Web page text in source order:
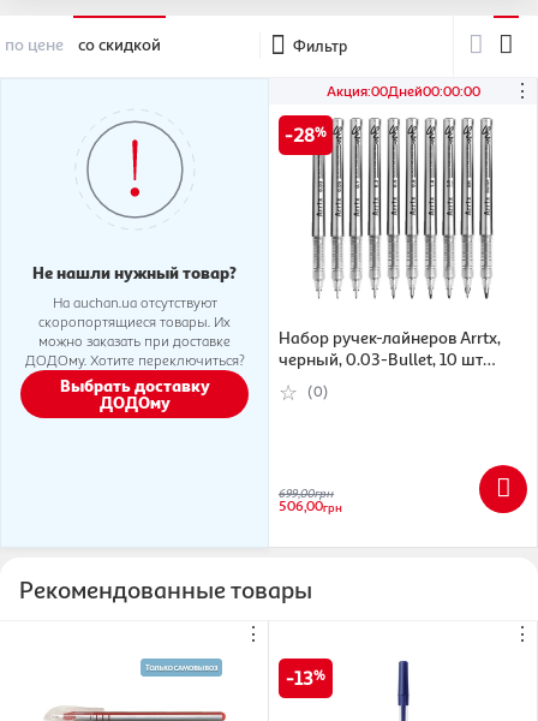
по цене со скидкой Фильтр
Не нашли нужный товар?
На auchan.ua отсутствуют
скоропортящиеся товары. Их
можно заказать при доставке
ДОДОму. Хотите переключиться?
Выбрать доставку
ДОДОму
Акция:00Дней00:00:00
⋮
28
Набор ручек-лайнеров Arrtx,
черный, 0.03-Bullet, 10 шт
(6974703126067)
(0)
699,00грн
506,00грн
Рекомендованные товары
⋮
⋮
13